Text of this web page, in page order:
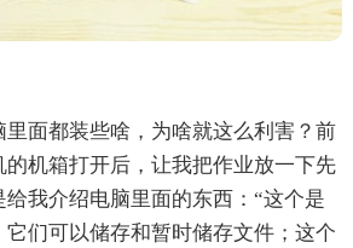
面都装些啥，为啥就这么利害？前
的机箱打开后，让我把作业放一下先
我介绍电脑里面的东西：“这个是
们可以储存和暂时储存文件；这个